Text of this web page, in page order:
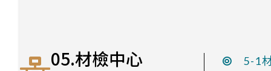
05.材檢中心 5-1